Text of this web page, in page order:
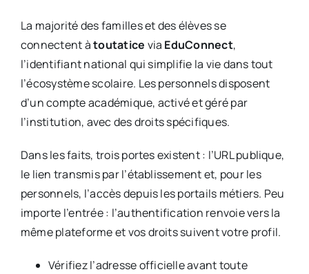
La majorité des familles et des élèves se
connectent àtoutatice via EduConnect,
l’identifiant national qui simplifie la vie dans tout
l’écosystème scolaire. Les personnels disposent
d’un compte académique, activé et géré par
l’institution, avec des droits spécifiques.
Dans les faits, trois portes existent : l’URL publique,
le lien transmis par l’établissement et, pour les
personnels, l’accès depuis les portails métiers. Peu
importe l’entrée : l’authentification renvoie vers la
même plateforme et vos droits suivent votre profil.
Vérifiez l’adresse officielle avant toute